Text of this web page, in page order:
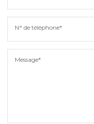
N° de téléphone*
Message*